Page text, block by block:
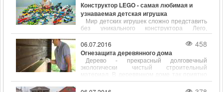
Конструктор LEGO - самая любимая и
узнаваемая детская игрушка
Мир детских игрушек сложно представить
без уникального конструктора Лего,
который является мечтой каждого ребенка.
Основа успеха детского конструктора -
высокое качество деталей, разнообразный
ассортимент, простота и универсальность.
06.07.2016 458
Огнезащита деревянного дома
Дерево - прекрасный долговечный
экологически чистый строительный
материал. В деревянном доме так приятно
находиться: он теплый, уютный, в нем даже
дышится легко.